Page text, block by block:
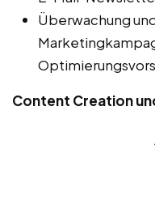
Überwachung
Content Creation